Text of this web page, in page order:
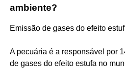
ambiente?
Emissão de gases do efeito
A pecuária é a responsável por
de gases do efeito estufa no